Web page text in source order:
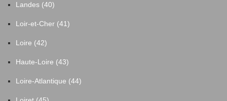
Landes (40)
Loir-et-Cher (41)
Loire (42)
Haute-Loire (43)
Loire-Atlantique (44)